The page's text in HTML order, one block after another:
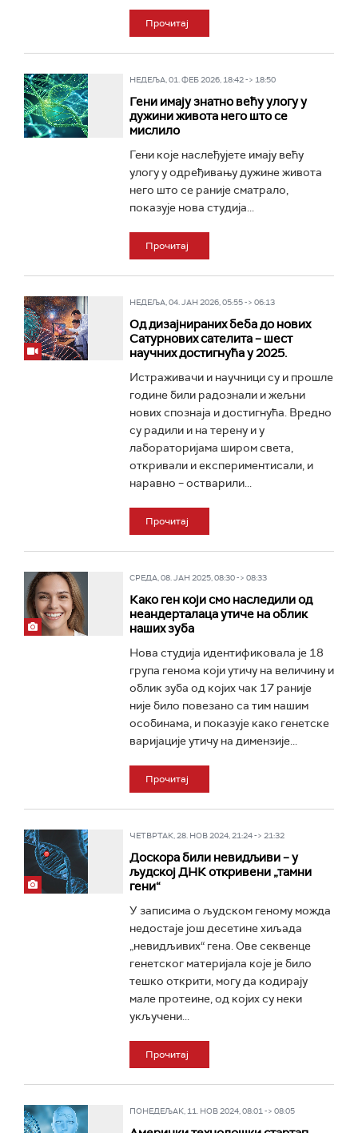
Прочитај
НЕДЕЉА, 01. ФЕБ 2026, 18:42 -> 18:50
Гени имају знатно већу улогу у
дужини живота него што се
мислило
Гени које наслеђујете имају већу
улогу у одређивању дужине живота
него што се раније сматрало,
показује нова студија...
Прочитај
НЕДЕЉА, 04. ЈАН 2026, 05:55 -> 06:13
Од дизајнираних беба до нових
Сатурнових сателита – шест
научних достигнућа у 2025.
Истраживачи и научници су и прошле
године били радознали и жељни
нових спознаја и достигнућа. Вредно
су радили и на терену и у
лабораторијама широм света,
откривали и експериментисали, и
наравно – остварили...
Прочитај
СРЕДА, 08. ЈАН 2025, 08:30 -> 08:33
Како ген који смо наследили од
неандерталаца утиче на облик
наших зуба
Нова студија идентификовала је 18
група генома који утичу на величину и
облик зуба од којих чак 17 раније
није било повезано са тим нашим
особинама, и показује како генетске
варијације утичу на димензије...
Прочитај
ЧЕТВРТАК, 28. НОВ 2024, 21:24 -> 21:32
Доскора били невидљиви – у
људској ДНК откривени „тамни
гени“
У записима о људском геному можда
недостаје још десетине хиљада
„невидљивих“ гена. Ове секвенце
генетског материјала које је било
тешко открити, могу да кодирају
мале протеине, од којих су неки
укључени...
Прочитај
ПОНЕДЕЉАК, 11. НОВ 2024, 08:01 -> 08:05